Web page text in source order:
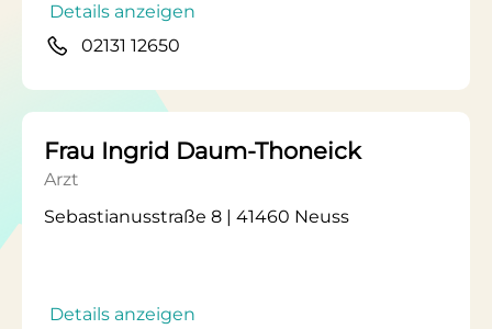
Details anzeigen
02131 12650
Frau Ingrid Daum-Thoneick
Arzt
Sebastianusstraße 8 | 41460 Neuss
Details anzeigen